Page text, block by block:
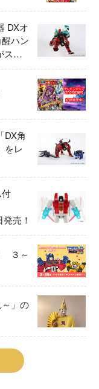
DXオ
ハン
スタ
DX角
をレ
売！
３～
」の